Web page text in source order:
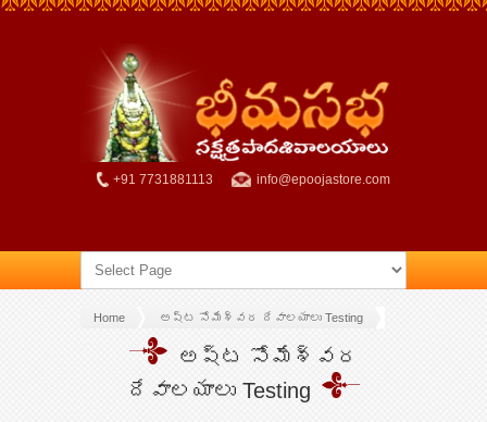
+91 7731881113 info@epoojastore.com
Home అష్ట సోమేశ్వర దేవాలయాలు Testing
అష్ట సోమేశ్వర
దేవాలయాలు Testing